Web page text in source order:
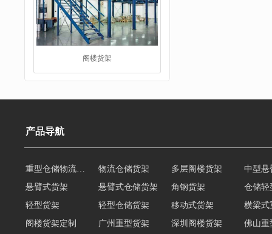
阁楼货架
重型货架
产品导航
重型仓储物流货架 物流仓储货架 多层阁楼货架
中型悬
悬臂式货架
悬臂式仓储货架 角钢货架
仓储轻
轻型货架
轻型仓储货架 移动式货架
横梁式
阁楼货架定制
广州重型货架 深圳阁楼货架 佛山重